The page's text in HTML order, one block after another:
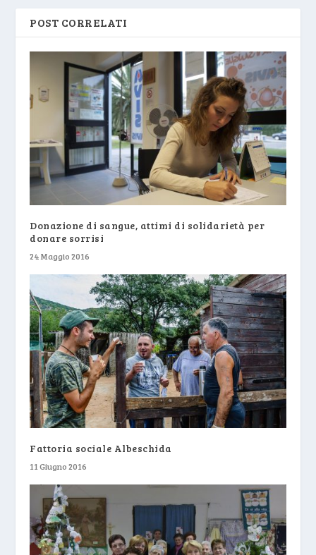
POST CORRELATI
Donazione di sangue, attimi di solidarietà per
donare sorrisi
24 Maggio 2016
Fattoria sociale Albeschida
11 Giugno 2016